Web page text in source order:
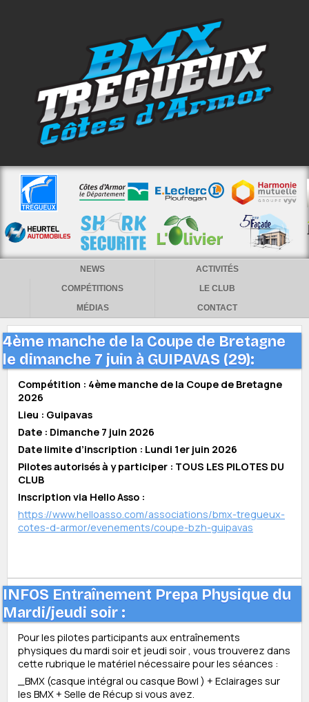
NEWS
ACTIVITÉS
COMPÉTITIONS
LE CLUB
MÉDIAS
CONTACT
4ème manche de la Coupe de Bretagne
le dimanche 7 juin à GUIPAVAS (29):
Compétition : 4ème manche de la Coupe de Bretagne
2026
Lieu : Guipavas
Date : Dimanche 7 juin 2026
Date limite d’inscription : Lundi 1er juin 2026
Pilotes autorisés à y participer : TOUS LES PILOTES DU
CLUB
Inscription via Hello Asso :
https://www.helloasso.com/associations/bmx-tregueux-
cotes-d-armor/evenements/coupe-bzh-guipavas
INFOS Entraînement Prepa Physique du
Mardi/jeudi soir :
Pour les pilotes participants aux entraînements
physiques du mardi soir et jeudi soir , vous trouverez dans
cette rubrique le matériel nécessaire pour les séances :
_BMX (casque intégral ou casque Bowl ) + Eclairages sur
les BMX + Selle de Récup si vous avez.